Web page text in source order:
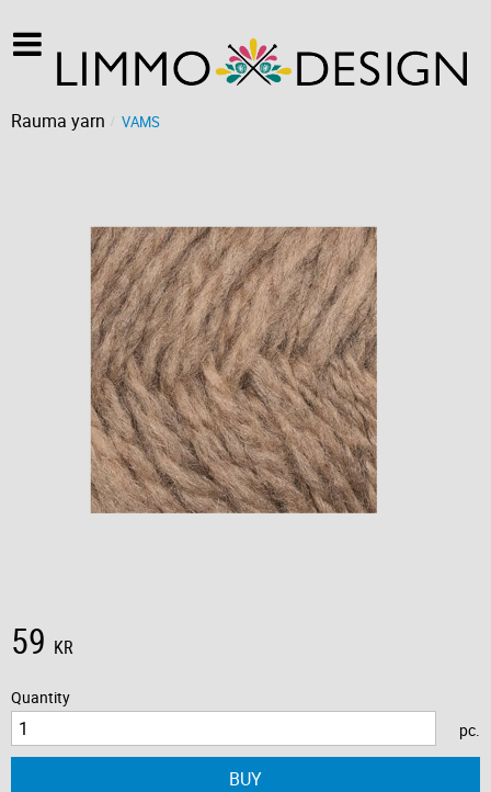
Rauma yarn VAMS
59 KR
Quantity
pc.
BUY